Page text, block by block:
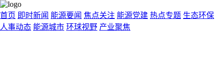
首页 即时新闻 能源要闻 焦点关注 能源党建 热点专题 生态环保
人事动态 能源城市 环球视野 产业聚焦